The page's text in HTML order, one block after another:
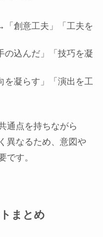
創意工夫」「工夫を
込んだ」「技巧を凝
凝らす」「演出を工
通点を持ちながら
異なるため、意図や
です。
まとめ